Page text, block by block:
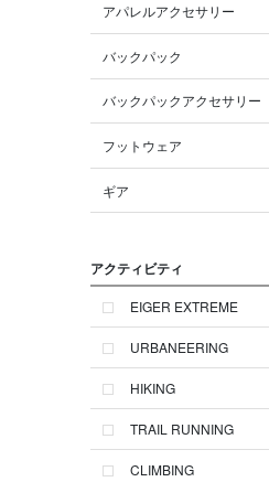
アパレルアクセサリー
バックパック
バックパックアクセサリー
フットウェア
ギア
アクティビティ
EIGER EXTREME
URBANEERING
HIKING
TRAIL RUNNING
CLIMBING